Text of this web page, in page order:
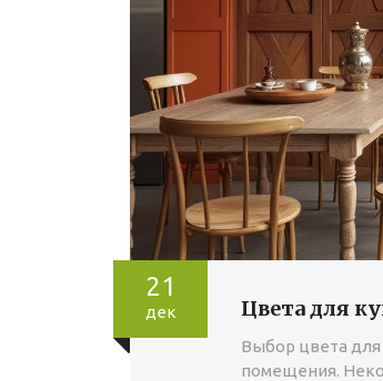
21
дек Цвета для
Выбор цвета для
помещения.